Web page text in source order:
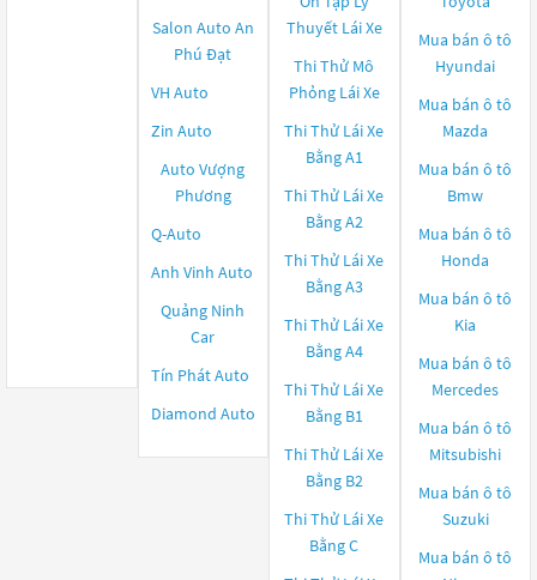
Salon Auto An
Phú Đạt
VH Auto
Zin Auto
Auto Vượng
Phương
Q-Auto
Anh Vinh Auto
Quảng Ninh
Car
Tín Phát Auto
Diamond Auto
Thuyết Lái Xe
Thi Thử Mô
Phỏng Lái Xe
Thi Thử Lái Xe
Bằng A1
Thi Thử Lái Xe
Bằng A2
Thi Thử Lái Xe
Bằng A3
Thi Thử Lái Xe
Bằng A4
Thi Thử Lái Xe
Bằng B1
Thi Thử Lái Xe
Bằng B2
Thi Thử Lái Xe
Bằng C
Mua bán ô tô
Hyundai
Mua bán ô tô
Mazda
Mua bán ô tô
Bmw
Mua bán ô tô
Honda
Mua bán ô tô
Kia
Mua bán ô tô
Mercedes
Mua bán ô tô
Mitsubishi
Mua bán ô tô
Suzuki
Mua bán ô tô